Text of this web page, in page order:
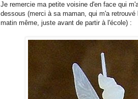
Je remercie ma petite voisine d'en face qui
dessous (merci à sa maman, qui m'a
matin même, juste avant de partir à l'école) :